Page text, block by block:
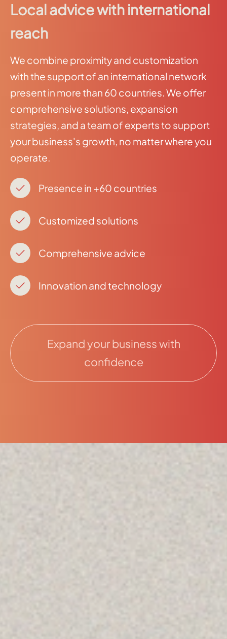
Local advice with international
reach
We combine proximity and customization
with the support of an international network
present in more than 60 countries. We offer
comprehensive solutions, expansion
strategies, and a team of experts to support
your business's growth, no matter where you
operate.
Presence in +60 countries
Customized solutions
Comprehensive advice
Innovation and technology
Expand your business with
confidence